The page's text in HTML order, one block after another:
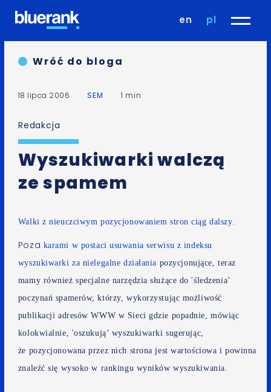
en pl
Wróć do bloga
18 lipca 2006 SEM 1 min
Redakcja
Wyszukiwarki walczą
ze spamem
Walki z nieuczciwym pozycjonowaniem stron ciąg dalszy.
Poza karami w postaci usuwania serwisu z indeksu
wyszukiwarki za nielegalne działania pozycjonujące, teraz
mamy również specjalne narzędzia służące do 'śledzenia’
poczynań spamerów, którzy, wykorzystując możliwość
publikacji adresów WWW w Sieci gdzie popadnie, mówiąc
kolokwialnie, 'oszukują’ wyszukiwarki sugerując,
że pozycjonowana przez nich strona jest wartościowa i powinna
znaleźć się wysoko w rankingu wyników wyszukiwania.